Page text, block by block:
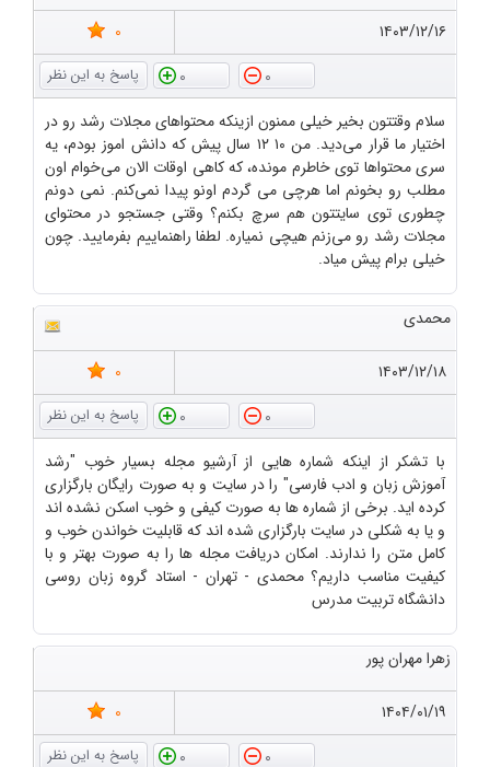
۱۴۰۳/۱۲/۱۶
0
0
0
سلام وقتتون بخیر خیلی ممنون ازینکه محتواهای مجلات رشد رو در
اختیار ما قرار می‌دید. من ۱۰ ۱۲ سال پیش که دانش اموز بودم، یه
سری محتواها توی خاطرم مونده، که کاهی اوقات الان می‌خوام اون
مطلب رو بخونم اما هرچی می گردم اونو پیدا نمی‌کنم. نمی دونم
چطوری توی سایتتون هم سرچ بکنم؟ وقتی جستجو در محتوای
مجلات رشد رو می‌زنم هیچی نمیاره. لطفا راهنماییم بفرمایید. چون
خیلی برام پیش میاد.
محمدی
۱۴۰۳/۱۲/۱۸
0
0
0
با تشکر از اینکه شماره هایی از آرشیو مجله بسیار خوب "رشد
آموزش زبان و ادب فارسی" را در سایت و به صورت رایگان بارگزاری
کرده اید. برخی از شماره ها به صورت کیفی و خوب اسکن نشده اند
و یا به شکلی در سایت بارگزاری شده اند که قابلیت خواندن خوب و
کامل متن را ندارند. امکان دریافت مجله ها را به صورت بهتر و با
کیفیت مناسب داریم؟ محمدی - تهران - استاد گروه زبان روسی
دانشگاه تربیت مدرس
زهرا مهران پور
۱۴۰۴/۰۱/۱۹
0
0
0